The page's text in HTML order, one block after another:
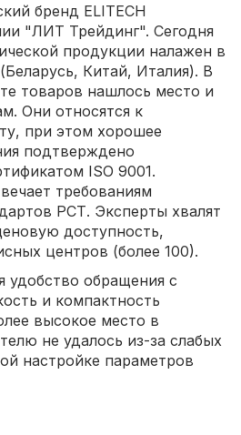
бренд ELITECH
"ЛИТ Трейдинг". Сегодня
продукции налажен в
Китай, Италия). В
товаров нашлось место и
Они относятся к
при этом хорошее
подтверждено
ISO 9001.
требованиям
РСТ. Эксперты хвалят
доступность,
центров (более 100).
удобство обращения с
и компактность
высокое место в
не удалось из-за слабых
настройке параметров